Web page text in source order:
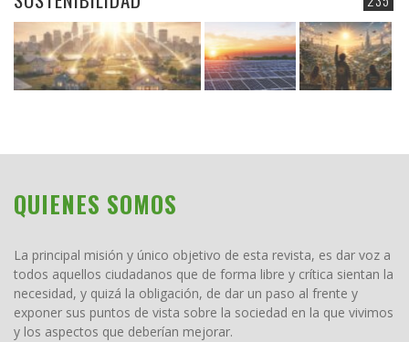
QUIENES SOMOS
La principal misión y único objetivo de esta revista, es dar voz a
todos aquellos ciudadanos que de forma libre y crítica sientan la
necesidad, y quizá la obligación, de dar un paso al frente y
exponer sus puntos de vista sobre la sociedad en la que vivimos
y los aspectos que deberían mejorar.